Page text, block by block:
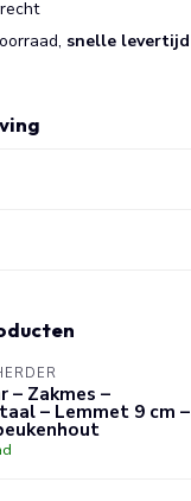
snelle levertijd
– Zakmes –
– Lemmet 9 cm –